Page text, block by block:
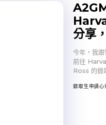
分享
今年，我
前往
Ross 的錄
錄取生申請心